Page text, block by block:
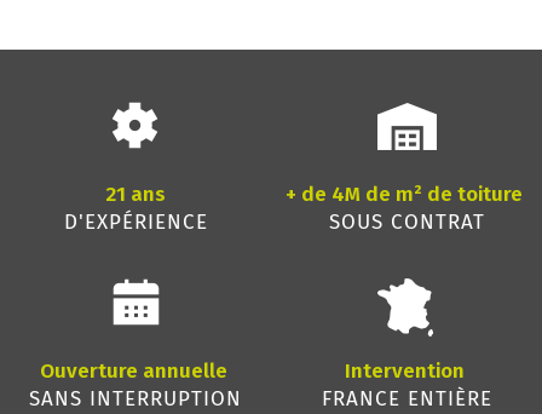
21 ans
D'EXPÉRIENCE
+ de 4M de m² de toiture
SOUS CONTRAT
Ouverture annuelle
SANS INTERRUPTION
Intervention
FRANCE ENTIÈRE